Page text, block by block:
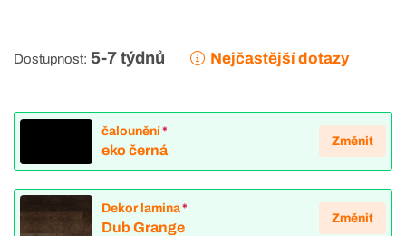
Dostupnost: 5-7 týdnů Nejčastější dotazy
čalounění*
eko černá
Změnit
Dekor lamina*
Dub Grange
Změnit